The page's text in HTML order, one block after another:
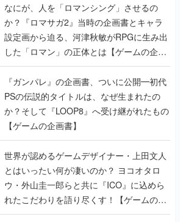
なにが、人を「ロマンシング」させるの
か？『ロマサガ2』当時の企画書とキャラ
設定画から迫る、河津秋敏がRPGに生み出
した「ロマン」の正体とは【ゲームの企画
書】
『ガンパレ』の企画書、ついに公開━初代
PSの伝説的タイトルは、なぜ生まれたの
か？そして『LOOP8』へ受け継がれたもの
【ゲームの企画書】
世界が認めるゲームデザイナー・上田文人
とはいったい何が凄いのか？ ヨコオタロ
ウ・外山圭一郎らと共に『ICO』に込めら
れたこだわりを語り尽くす！【ゲームの企
画書】